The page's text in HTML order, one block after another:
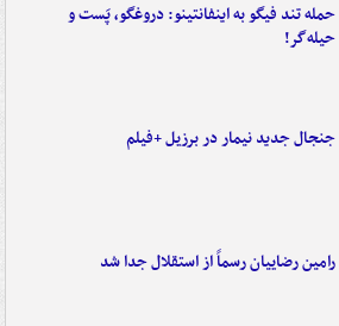
حمله تند فیگو به اینفانتینو: دروغگو، پَست‌ و
حیله‌گر!
جنجال جدید نیمار در برزیل +فیلم
رامین رضاییان رسماً از استقلال جدا شد